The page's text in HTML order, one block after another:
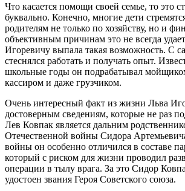
Что касается помощи своей семье, то это
буквально. Конечно, многие дети
родителям не только по хозяйству, но и
объективным причинам это не всегда
Игоревичу выпала такая возможность. С
стеснялся работать и получать опыт.
школьные годы он подрабатывал
кассиром и даже грузчиком.
Очень интересный факт из жизни Льва
достоверным сведениям, которые не раз
Лев Ковпак является дальним
Отечественной войны Сидора
войны он особенно отличился в составе
который с риском для жизни проводил
операции в тылу врага. За это Сидор
удостоен звания Героя Советского союза.